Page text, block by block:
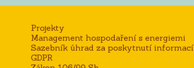
Projekty
Management hospodaření s energiemi
Sazebník úhrad za poskytnutí informací
GDPR